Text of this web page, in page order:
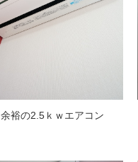
余裕の2.5ｋｗエアコン